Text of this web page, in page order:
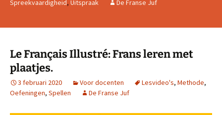
Spreekvaardigheid, Uitspraak De Franse Juf
Le Français Illustré: Frans leren met
plaatjes.
3 februari 2020 Voor docenten Lesvideo's, Methode,
Oefeningen, Spellen De Franse Juf